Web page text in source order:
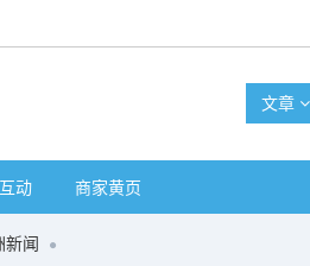
文章
动 商家黄页
新闻